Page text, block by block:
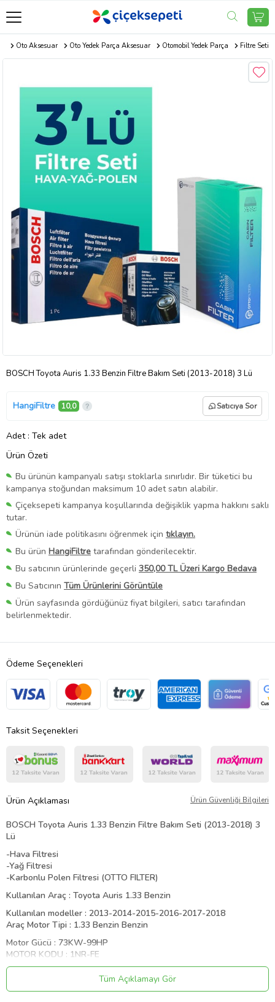
Oto Aksesuar Oto Yedek Parça Aksesuar Otomobil Yedek Parça Filtre Seti
BOSCH Toyota Auris 1.33 Benzin Filtre Bakım Seti (2013-2018) 3 Lü
HangiFiltre 10,0 Satıcıya Sor
Adet : Tek adet
Ürün Özeti
Bu ürünün kampanyalı satışı stoklarla sınırlıdır. Bir tüketici bu
kampanya stoğundan maksimum 10 adet satın alabilir.
Çiçeksepeti kampanya koşullarında değişiklik yapma hakkını saklı
tutar.
Ürünün iade politikasını öğrenmek için tıklayın.
Bu ürün HangiFiltre tarafından gönderilecektir.
Bu satıcının ürünlerinde geçerli 350,00 TL Üzeri Kargo Bedava
Bu Satıcının Tüm Ürünlerini Görüntüle
Ürün sayfasında gördüğünüz fiyat bilgileri, satıcı tarafından
belirlenmektedir.
Ödeme Seçenekleri
Taksit Seçenekleri
Ürün Açıklaması Ürün Güvenliği Bilgileri
BOSCH Toyota Auris 1.33 Benzin Filtre Bakım Seti (2013-2018) 3
Lü
-Hava Filtresi
-Yağ Filtresi
-Karbonlu Polen Filtresi (OTTO FILTER)
Kullanılan Araç : Toyota Auris 1.33 Benzin
Kullanılan modeller : 2013-2014-2015-2016-2017-2018
Araç Motor Tipi : 1.33 Benzin Benzin
Motor Gücü : 73KW-99HP
MOTOR KODU : 1NR-FE
BOSCH Toyota Auris 1.33 Benzin Filtre Bakım Seti 2013
Tüm Açıklamayı Gör